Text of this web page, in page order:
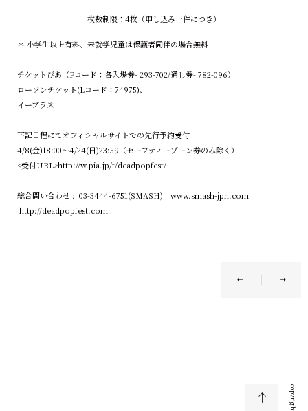
枚数制限：4枚（申し込み一件につき）
＊ 小学生以上有料、未就学児童は保護者同伴の場合無料
チケットぴあ（Pコード：各入場券- 293-702/通し券- 782-096）
ローソンチケット(Lコード：74975)、
イープラス
下記日程にてオフィシャルサイトでの先行予約受付
4/8(金)18:00〜4/24(日)23:59（セーフティーゾーン券のみ除く）
<受付URL>http://w.pia.jp/t/deadpopfest/
総合問い合わせ : 03-3444-6751(SMASH) www.smash-jpn.com
http://deadpopfest.com